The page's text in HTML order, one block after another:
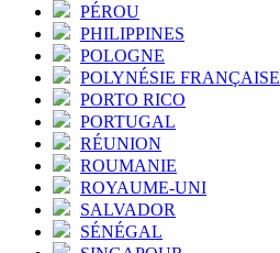
PÉROU
PHILIPPINES
POLOGNE
POLYNÉSIE FRANÇAISE
PORTO RICO
PORTUGAL
RÉUNION
ROUMANIE
ROYAUME-UNI
SALVADOR
SÉNÉGAL